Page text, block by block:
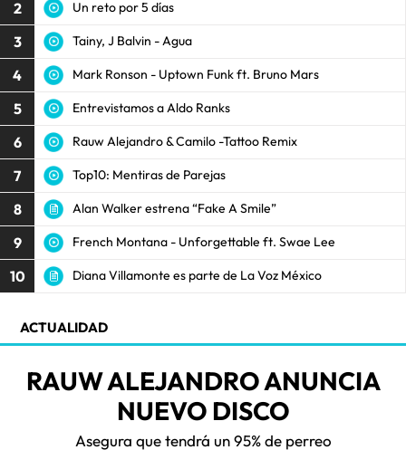
2 Un reto por 5 días
3 Tainy, J Balvin - Agua
4 Mark Ronson - Uptown Funk ft. Bruno Mars
5 Entrevistamos a Aldo Ranks
6 Rauw Alejandro & Camilo -Tattoo Remix
7 Top10: Mentiras de Parejas
8 Alan Walker estrena “Fake A Smile”
9 French Montana - Unforgettable ft. Swae Lee
10 Diana Villamonte es parte de La Voz México
ACTUALIDAD
RAUW ALEJANDRO ANUNCIA
NUEVO DISCO
Asegura que tendrá un 95% de perreo